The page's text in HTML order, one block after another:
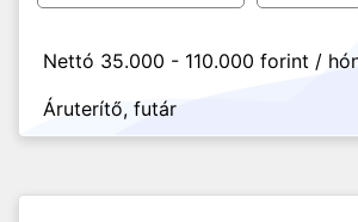
Nettó 35.000 - 110.000 forint /
Áruterítő, futár